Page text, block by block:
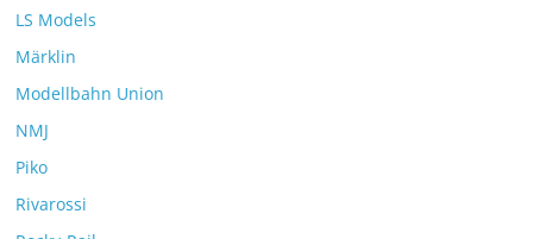
LS Models
Märklin
Modellbahn Union
NMJ
Piko
Rivarossi